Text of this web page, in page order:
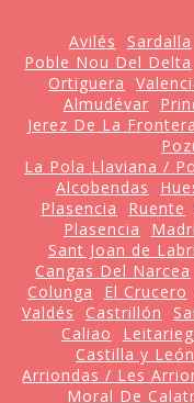
Avilés Sardalla
Poble Nou Del Delta
Ortiguera
Almudévar
Jerez De La Frontera
La Pola Llaviana /
Alcobendas
Plasencia
Ruente
Plasencia
Sant Joan de
Cangas Del Narcea
Colunga
El Crucero
Valdés
Castrillón
Caliao
Castilla y León
Arriondas / Les
Moral De